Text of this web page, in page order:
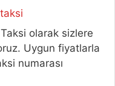
olarak sizlere
Uygun fiyatlarla
numarası